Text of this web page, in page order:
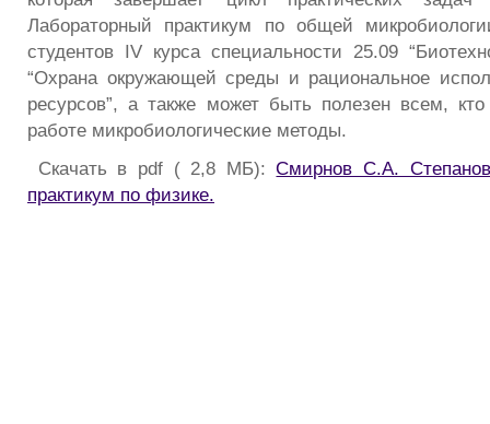
Лабораторный практикум по общей
студентов IV курса специальности 25.09
“Охрана окружающей среды и рациональное
ресурсов”, а также может быть полезен всем,
работе микробиологические методы.
Скачать в pdf ( 2,8 МБ):Смирнов С.А.
практикум по физике.